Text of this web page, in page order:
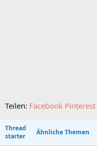
Teilen: Facebook Pinterest
Thread
starter
Ähnliche Themen